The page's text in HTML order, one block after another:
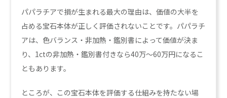
パパラチアで損が生まれる最大の理由は、価値の大半を
占める宝石本体が正しく評価されないことです。パパラチ
アは、色バランス・非加熱・鑑別書によって価値が決ま
り、1ctの非加熱・鑑別書付きなら40万〜60万円になるこ
ともあります。
ところが、この宝石本体を評価する仕組みを持たない場